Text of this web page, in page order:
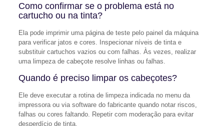
Como confirmar se o problema está no
cartucho ou na tinta?
Ela pode imprimir uma página de teste pelo painel da máquina
para verificar jatos e cores. Inspecionar níveis de tinta e
substituir cartuchos vazios ou com falhas. Às vezes, realizar
uma limpeza de cabeçote resolve linhas ou falhas.
Quando é preciso limpar os cabeçotes?
Ele deve executar a rotina de limpeza indicada no menu da
impressora ou via software do fabricante quando notar riscos,
falhas ou cores faltando. Repetir com moderação para evitar
desperdício de tinta.